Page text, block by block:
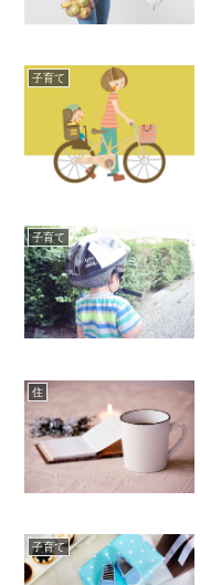
子育て
子育て
住
子育て